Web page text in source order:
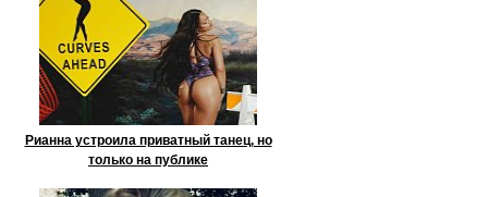
Рианна устроила приватный танец, но
только на публике